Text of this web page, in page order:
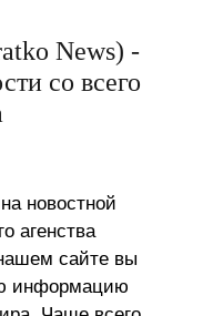
News) -
со всего
новостной
агенства
сайте вы
информацию